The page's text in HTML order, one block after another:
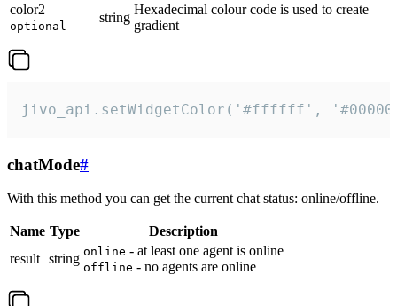
color2
optional
string
Hexadecimal colour code is used to create
gradient
jivo_api.setWidgetColor('#ffffff',
chatMode#
With this method you can get the current chat status: online/offline.
Name Type
Description
result string online - at least one agent is online
offline - no agents are online